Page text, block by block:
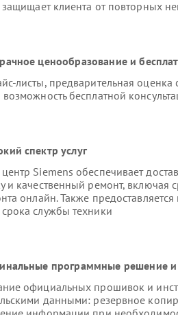
защищает клиента от повторных
ценообразование и
листы, предварительная оценка
бесплатной
спектр услуг
Siemens обеспечивает
и качественный ремонт, включая
онлайн. Также
службы техники
программные решение
официальных прошивок и
данными: резервное